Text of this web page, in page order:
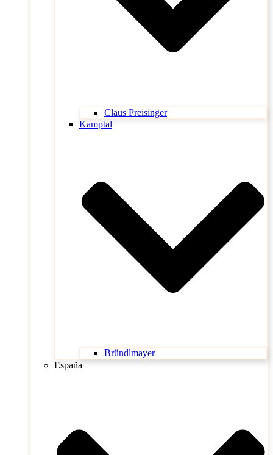
Claus Preisinger
Kamptal
Bründlmayer
España